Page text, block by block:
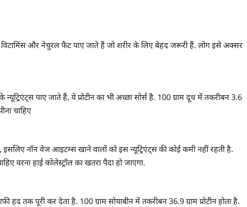
विटामिंस और नेचुरल फैट पाए जाते हैं जो शरीर के लिए बेहद जरूरी हैं. लोग इसे अक्सर
पाए जाते हैं, ये प्रोटीन का भी अच्छा सोर्स है. 100 ग्राम दूध में तकरीबन 3.6
चाहिए
है, इसलिए नॉन वेज आइटम्स खाने वालों को इस न्यूट्रिएंट्स की कोई कमी नहीं रहती है.
वरना हाई कोलेस्ट्रॉल का खतरा पैदा हो जाएगा.
हद तक पूरी कर देता है. 100 ग्राम सोयाबीन में तकरीबन 36.9 ग्राम प्रोटीन होता है.